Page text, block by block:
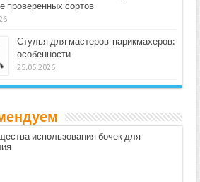
проверенных сортов
Стулья для мастеров-парикмахеров:
особенности
25.05.2026
использования бочек для